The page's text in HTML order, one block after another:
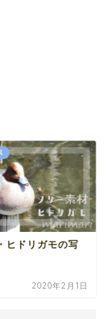
ヒドリガモの写
2020年2月1日